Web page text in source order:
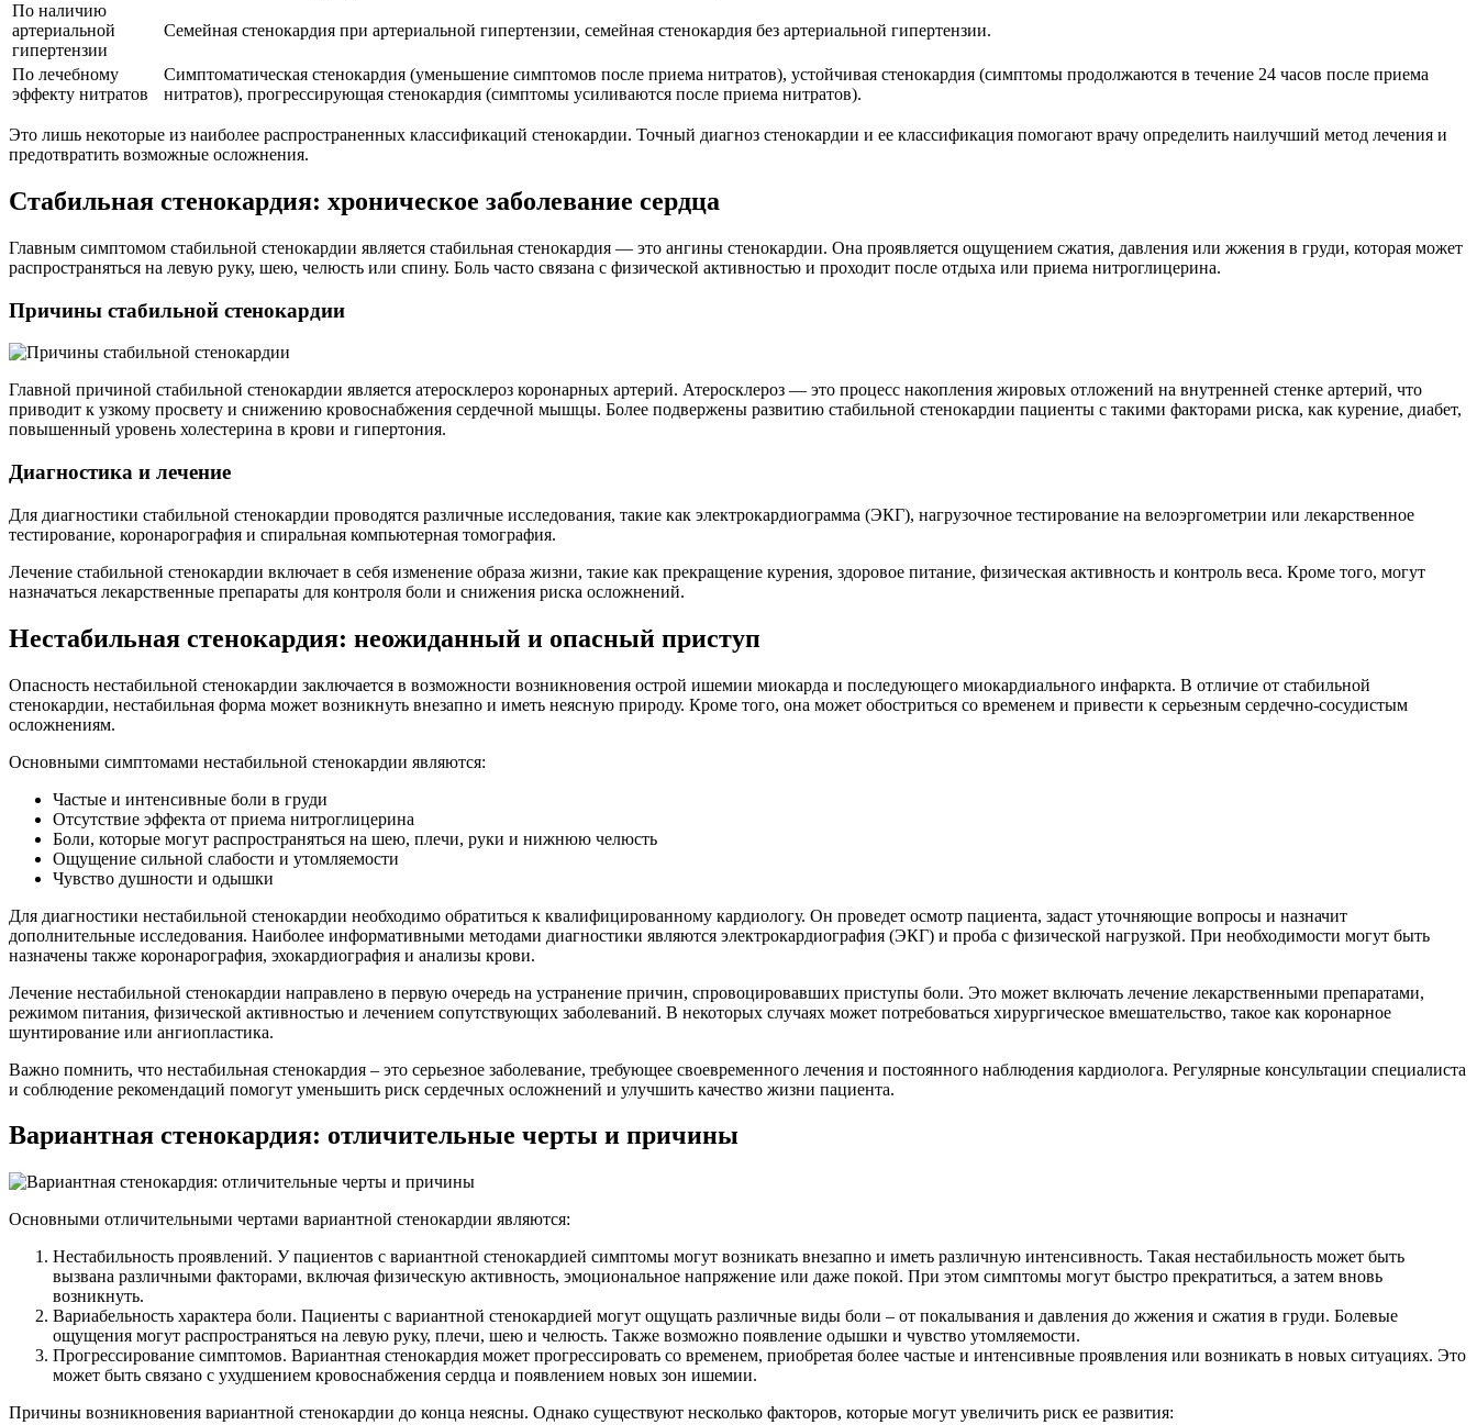
По наличию
артериальной
гипертензии
Семейная стенокардия при артериальной гипертензии, семейная стенокардия без артериальной гипертензии.
По лечебному
эффекту нитратов
Симптоматическая стенокардия (уменьшение симптомов после приема нитратов), устойчивая стенокардия (симптомы продолжаются в течение 24 часов после приема
нитратов), прогрессирующая стенокардия (симптомы усиливаются после приема нитратов).
Это лишь некоторые из наиболее распространенных классификаций стенокардии. Точный диагноз стенокардии и ее классификация помогают врачу определить наилучший метод лечения и
предотвратить возможные осложнения.
Стабильная стенокардия: хроническое заболевание сердца
Главным симптомом стабильной стенокардии является стабильная стенокардия — это ангины стенокардии. Она проявляется ощущением сжатия, давления или жжения в груди, которая может
распространяться на левую руку, шею, челюсть или спину. Боль часто связана с физической активностью и проходит после отдыха или приема нитроглицерина.
Причины стабильной стенокардии
Главной причиной стабильной стенокардии является атеросклероз коронарных артерий. Атеросклероз — это процесс накопления жировых отложений на внутренней стенке артерий, что
приводит к узкому просвету и снижению кровоснабжения сердечной мышцы. Более подвержены развитию стабильной стенокардии пациенты с такими факторами риска, как курение, диабет,
повышенный уровень холестерина в крови и гипертония.
Диагностика и лечение
Для диагностики стабильной стенокардии проводятся различные исследования, такие как электрокардиограмма (ЭКГ), нагрузочное тестирование на велоэргометрии или лекарственное
тестирование, коронарография и спиральная компьютерная томография.
Лечение стабильной стенокардии включает в себя изменение образа жизни, такие как прекращение курения, здоровое питание, физическая активность и контроль веса. Кроме того, могут
назначаться лекарственные препараты для контроля боли и снижения риска осложнений.
Нестабильная стенокардия: неожиданный и опасный приступ
Опасность нестабильной стенокардии заключается в возможности возникновения острой ишемии миокарда и последующего миокардиального инфаркта. В отличие от стабильной
стенокардии, нестабильная форма может возникнуть внезапно и иметь неясную природу. Кроме того, она может обостриться со временем и привести к серьезным сердечно-сосудистым
осложнениям.
Основными симптомами нестабильной стенокардии являются:
Частые и интенсивные боли в груди
Отсутствие эффекта от приема нитроглицерина
Боли, которые могут распространяться на шею, плечи, руки и нижнюю челюсть
Ощущение сильной слабости и утомляемости
Чувство душности и одышки
Для диагностики нестабильной стенокардии необходимо обратиться к квалифицированному кардиологу. Он проведет осмотр пациента, задаст уточняющие вопросы и назначит
дополнительные исследования. Наиболее информативными методами диагностики являются электрокардиография (ЭКГ) и проба с физической нагрузкой. При необходимости могут быть
назначены также коронарография, эхокардиография и анализы крови.
Лечение нестабильной стенокардии направлено в первую очередь на устранение причин, спровоцировавших приступы боли. Это может включать лечение лекарственными препаратами,
режимом питания, физической активностью и лечением сопутствующих заболеваний. В некоторых случаях может потребоваться хирургическое вмешательство, такое как коронарное
шунтирование или ангиопластика.
Важно помнить, что нестабильная стенокардия – это серьезное заболевание, требующее своевременного лечения и постоянного наблюдения кардиолога. Регулярные консультации специалиста
и соблюдение рекомендаций помогут уменьшить риск сердечных осложнений и улучшить качество жизни пациента.
Вариантная стенокардия: отличительные черты и причины
Основными отличительными чертами вариантной стенокардии являются:
Нестабильность проявлений. У пациентов с вариантной стенокардией симптомы могут возникать внезапно и иметь различную интенсивность. Такая нестабильность может быть
вызвана различными факторами, включая физическую активность, эмоциональное напряжение или даже покой. При этом симптомы могут быстро прекратиться, а затем вновь
возникнуть.
Вариабельность характера боли. Пациенты с вариантной стенокардией могут ощущать различные виды боли – от покалывания и давления до жжения и сжатия в груди. Болевые
ощущения могут распространяться на левую руку, плечи, шею и челюсть. Также возможно появление одышки и чувство утомляемости.
Прогрессирование симптомов. Вариантная стенокардия может прогрессировать со временем, приобретая более частые и интенсивные проявления или возникать в новых ситуациях. Это
может быть связано с ухудшением кровоснабжения сердца и появлением новых зон ишемии.
Причины возникновения вариантной стенокардии до конца неясны. Однако существуют несколько факторов, которые могут увеличить риск ее развития: